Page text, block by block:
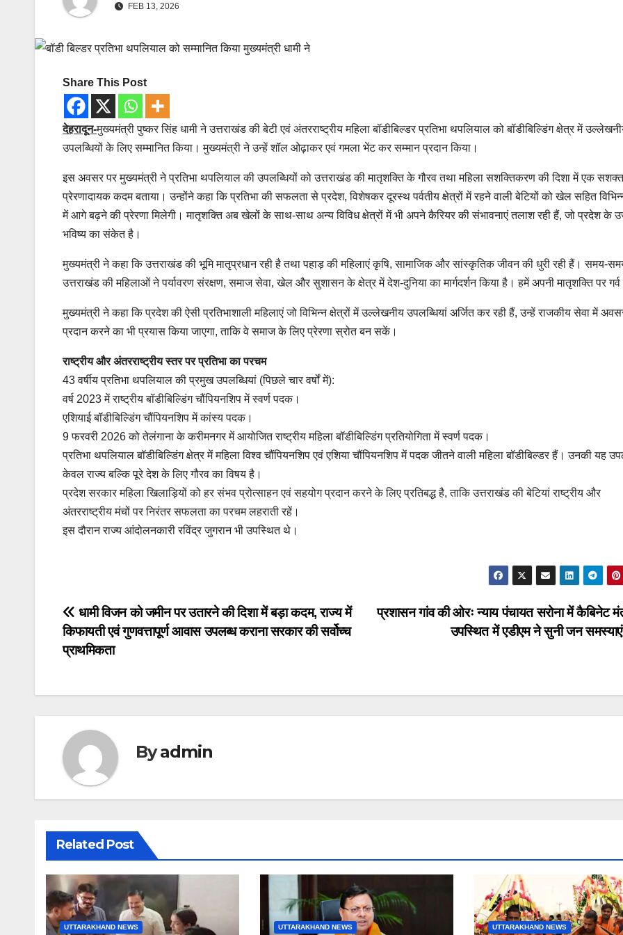
FEB 13, 2026
Share This Post
देहरादून-मुख्यमंत्री पुष्कर सिंह धामी ने उत्तराखंड की बेटी एवं अंतरराष्ट्रीय महिला बॉडीबिल्डर प्रतिभा थपलियाल को बॉडीबिल्डिंग क्षेत्र में
उपलब्धियों के लिए सम्मानित किया। मुख्यमंत्री ने उन्हें शॉल ओढ़ाकर एवं गमला भेंट कर सम्मान प्रदान किया।
इस अवसर पर मुख्यमंत्री ने प्रतिभा थपलियाल की उपलब्धियों को उत्तराखंड की मातृशक्ति के गौरव तथा महिला सशक्तिकरण की दिशा में एक
प्रेरणादायक कदम बताया। उन्होंने कहा कि प्रतिभा की सफलता से प्रदेश, विशेषकर दूरस्थ पर्वतीय क्षेत्रों में रहने वाली बेटियों को खेल सहित
में आगे बढ़ने की प्रेरणा मिलेगी। मातृशक्ति अब खेलों के साथ-साथ अन्य विविध क्षेत्रों में भी अपने कैरियर की संभावनाएं तलाश रही हैं, जो प्रदेश के
भविष्य का संकेत है।
मुख्यमंत्री ने कहा कि उत्तराखंड की भूमि मातृप्रधान रही है तथा पहाड़ की महिलाएं कृषि, सामाजिक और सांस्कृतिक जीवन की धुरी रही हैं। समय-
उत्तराखंड की महिलाओं ने पर्यावरण संरक्षण, समाज सेवा, खेल और सुशासन के क्षेत्र में देश-दुनिया का मार्गदर्शन किया है। हमें अपनी मातृशक्ति पर
मुख्यमंत्री ने कहा कि प्रदेश की ऐसी प्रतिभाशाली महिलाएं जो विभिन्न क्षेत्रों में उल्लेखनीय उपलब्धियां अर्जित कर रही हैं, उन्हें राजकीय सेवा में
प्रदान करने का भी प्रयास किया जाएगा, ताकि वे समाज के लिए प्रेरणा स्रोत बन सकें।
राष्ट्रीय और अंतरराष्ट्रीय स्तर पर प्रतिभा का परचम
43 वर्षीय प्रतिभा थपलियाल की प्रमुख उपलब्धियां (पिछले चार वर्षों में):
वर्ष 2023 में राष्ट्रीय बॉडीबिल्डिंग चौंपियनशिप में स्वर्ण पदक।
एशियाई बॉडीबिल्डिंग चौंपियनशिप में कांस्य पदक।
9 फरवरी 2026 को तेलंगाना के करीमनगर में आयोजित राष्ट्रीय महिला बॉडीबिल्डिंग प्रतियोगिता में स्वर्ण पदक।
प्रतिभा थपलियाल बॉडीबिल्डिंग क्षेत्र में महिला विश्व चौंपियनशिप एवं एशिया चौंपियनशिप में पदक जीतने वाली महिला बॉडीबिल्डर हैं। उनकी यह
केवल राज्य बल्कि पूरे देश के लिए गौरव का विषय है।
प्रदेश सरकार महिला खिलाड़ियों को हर संभव प्रोत्साहन एवं सहयोग प्रदान करने के लिए प्रतिबद्ध है, ताकि उत्तराखंड की बेटियां राष्ट्रीय और
अंतरराष्ट्रीय मंचों पर निरंतर सफलता का परचम लहराती रहें।
इस दौरान राज्य आंदोलनकारी रविंद्र जुगरान भी उपस्थित थे।
navigation
Post
navigation
प्रशासन गांव की ओरः न्याय पंचायत सरोना में कैबिनेट
उपस्थित में एडीएम ने सुनी जन
धामी विजन को जमीन पर उतारने की दिशा में बड़ा कदम, राज्य में
किफायती एवं गुणवत्तापूर्ण आवास उपलब्ध कराना सरकार की सर्वोच्च
प्राथमिकता
Byadmin
Related Post
UTTARAKHAND NEWS UTTARAKHAND NEWS UTTARAKHAND NEWS